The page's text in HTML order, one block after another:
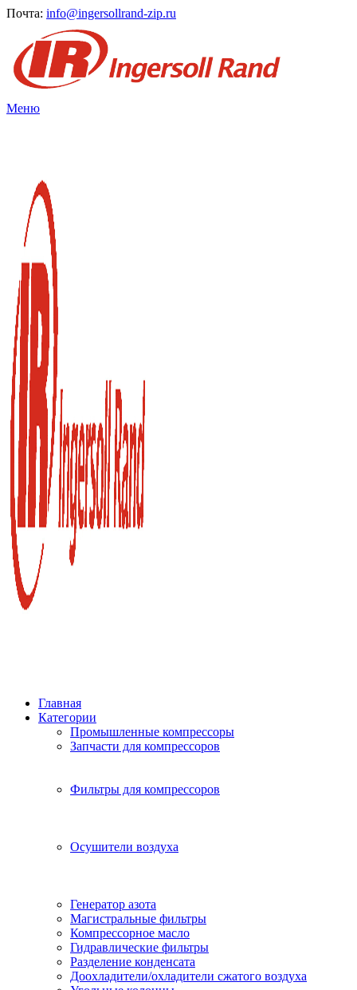
Почта: info@ingersollrand-zip.ru
Меню
Главная
Категории
Промышленные компрессоры
Запчасти для компрессоров
Фильтры для компрессоров
Осушители воздуха
Генератор азота
Магистральные фильтры
Компрессорное масло
Гидравлические фильтры
Разделение конденсата
Доохладители/охладители сжатого воздуха